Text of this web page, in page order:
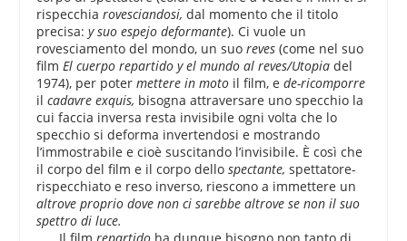
rispecchiarovesciandosi,dal momento che il titolo
precisa:y suo espejo deformante). Ci vuole un
rovesciamento del mondo, un suoreves(come nel suo
filmEl cuerpo repartido y el mundo al reves/Utopiadel
1974), per potermettere in moto il film, ede-ricomporre
ilcadavre exquis, bisogna attraversare uno specchio la
cui faccia inversa resta invisibile ogni volta che lo
specchio si deforma invertendosi e mostrando
l’immostrabile e cioè suscitando l’invisibile. È così che
il corpo del film e il corpo dellospectante,spettatore-
rispecchiato e reso inverso, riescono a immettere un
altrove proprio dove non ci sarebbe altrove se non il suo
spettro di luce.